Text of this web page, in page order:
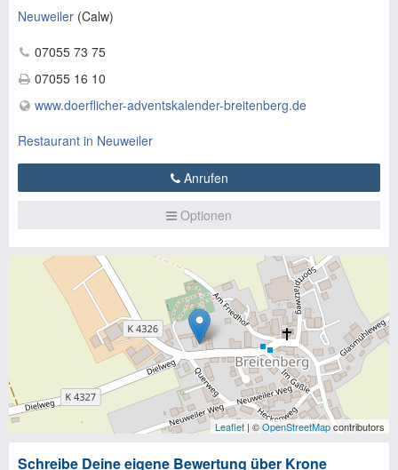
Neuweiler (Calw)
07055 73 75
07055 16 10
www.doerflicher-adventskalender-breitenberg.de
Restaurant in Neuweiler
Anrufen
Optionen
Leaflet | ©OpenStreetMapcontributors
Schreibe Deine eigene Bewertung über Krone